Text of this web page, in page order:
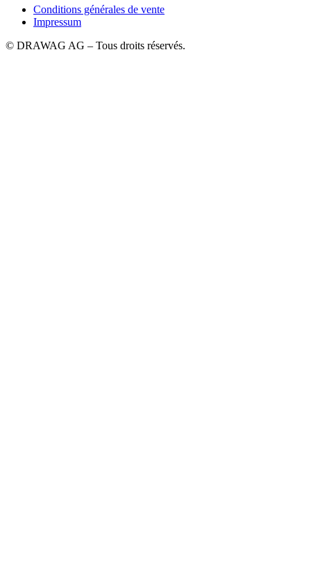
Conditions générales de vente
Impressum
© DRAWAG AG – Tous droits réservés.